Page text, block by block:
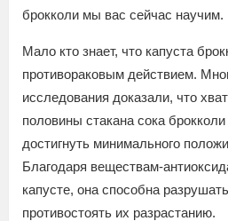
брокколи мы вас сейчас научим.
Мало кто знает, что капуста
противораковым действием.
исследования доказали, что
половины стакана сока
достигнуть минимального
Благодаря веществам-
капусте, она способна
противостоять их разрастанию.